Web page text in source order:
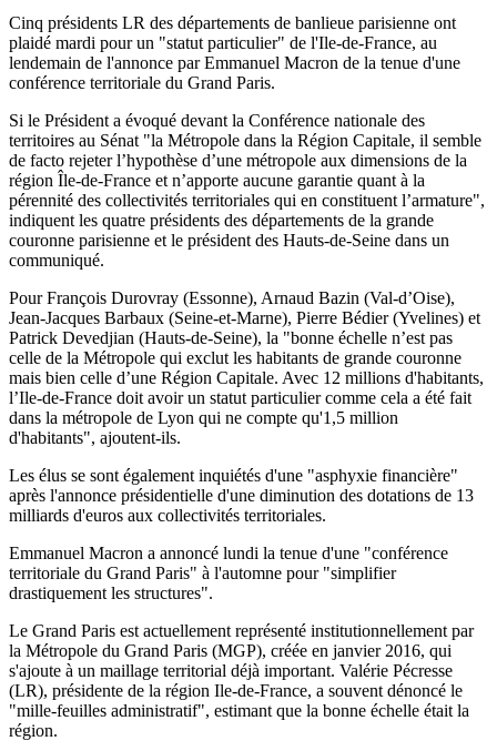
Cinq présidents LR des départements de banlieue parisienne ont
plaidé mardi pour un "statut particulier" de l'Ile-de-France, au
lendemain de l'annonce par Emmanuel Macron de la tenue d'une
conférence territoriale du Grand Paris.
Si le Président a évoqué devant la Conférence nationale des
territoires au Sénat "la Métropole dans la Région Capitale, il semble
de facto rejeter l’hypothèse d’une métropole aux dimensions de la
région Île-de-France et n’apporte aucune garantie quant à la
pérennité des collectivités territoriales qui en constituent l’armature",
indiquent les quatre présidents des départements de la grande
couronne parisienne et le président des Hauts-de-Seine dans un
communiqué.
Pour François Durovray (Essonne), Arnaud Bazin (Val-d’Oise),
Jean-Jacques Barbaux (Seine-et-Marne), Pierre Bédier (Yvelines) et
Patrick Devedjian (Hauts-de-Seine), la "bonne échelle n’est pas
celle de la Métropole qui exclut les habitants de grande couronne
mais bien celle d’une Région Capitale. Avec 12 millions d'habitants,
l’Ile-de-France doit avoir un statut particulier comme cela a été fait
dans la métropole de Lyon qui ne compte qu'1,5 million
d'habitants", ajoutent-ils.
Les élus se sont également inquiétés d'une "asphyxie financière"
après l'annonce présidentielle d'une diminution des dotations de 13
milliards d'euros aux collectivités territoriales.
Emmanuel Macron a annoncé lundi la tenue d'une "conférence
territoriale du Grand Paris" à l'automne pour "simplifier
drastiquement les structures".
Le Grand Paris est actuellement représenté institutionnellement par
la Métropole du Grand Paris (MGP), créée en janvier 2016, qui
s'ajoute à un maillage territorial déjà important. Valérie Pécresse
(LR), présidente de la région Ile-de-France, a souvent dénoncé le
"mille-feuilles administratif", estimant que la bonne échelle était la
région.